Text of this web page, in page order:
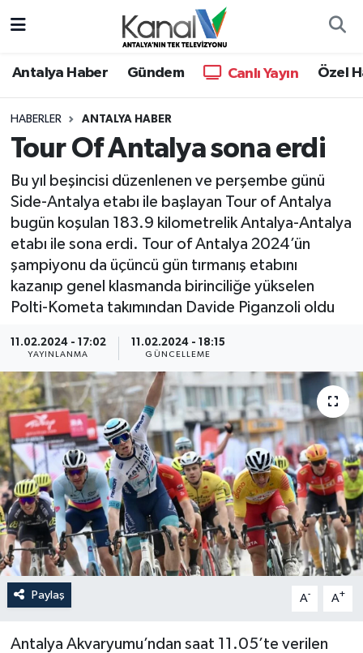
Antalya Haber Gündem Canlı Yayın Özel
HABERLER ANTALYA HABER
Tour Of Antalya sona erdi
Bu yıl beşincisi düzenlenen ve perşembe günü
Side-Antalya etabı ile başlayan Tour of Antalya
bugün koşulan 183.9 kilometrelik Antalya-Antalya
etabı ile sona erdi. Tour of Antalya 2024’ün
şampiyonu da üçüncü gün tırmanış etabını
kazanıp genel klasmanda birinciliğe yükselen
Polti-Kometa takımından Davide Piganzoli oldu
11.02.2024 - 17:02
YAYINLANMA
11.02.2024 - 18:15
GÜNCELLEME
Paylaş A- A+
Antalya Akvaryumu’ndan saat 11.05’te verilen
Antalya Haber
Dünya
Eğitim
Ekonomi
Gündem
Günün Manşetleri
Haber Kuşakları
Haberler
KANALV Spor
Kültür Sanat
Magazin
Öğle Bülteni
Sağlık
Siyaset
Hava Durumu
Trafik Durumu
Süper Lig Puan Durumu ve Fikstür
Tüm Manşetler
Son Dakika Haberleri
Haber Arşivi